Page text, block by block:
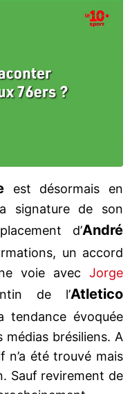
est désormais en
signature de son
d’André
un accord
voie avec Jorge
de l’Atletico
tendance évoquée
médias brésiliens. A
n’a été trouvé mais
Sauf revirement de